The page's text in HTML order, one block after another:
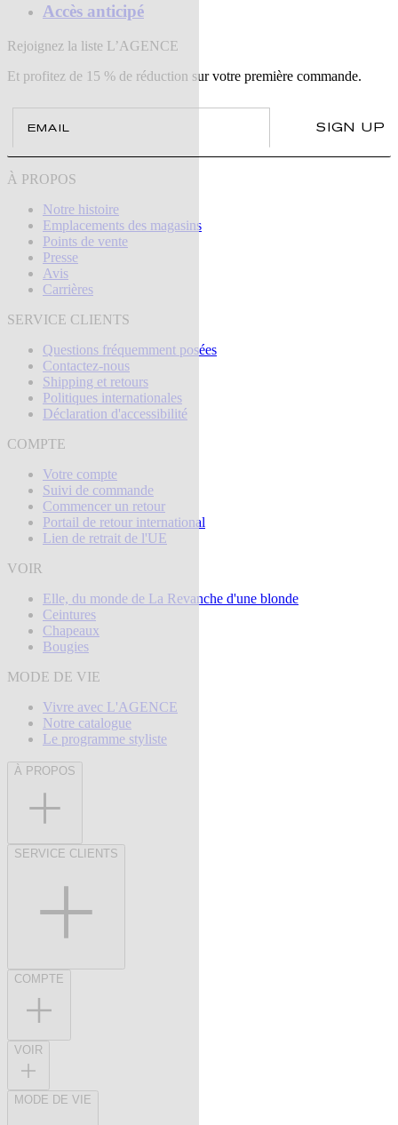
Accès anticipé
Rejoignez la liste L’AGENCE
Et profitez de 15 % de réduction sur votre première commande.
SIGN UP
À PROPOS
Notre histoire
Emplacements des magasins
Points de vente
Presse
Avis
Carrières
SERVICE CLIENTS
Questions fréquemment posées
Contactez-nous
Shipping et retours
Politiques internationales
Déclaration d'accessibilité
COMPTE
Votre compte
Suivi de commande
Commencer un retour
Portail de retour international
Lien de retrait de l'UE
VOIR
Elle, du monde de La Revanche d'une blonde
Ceintures
Chapeaux
Bougies
MODE DE VIE
Vivre avec L'AGENCE
Notre catalogue
Le programme styliste
À PROPOS
SERVICE CLIENTS
COMPTE
VOIR
MODE DE VIE